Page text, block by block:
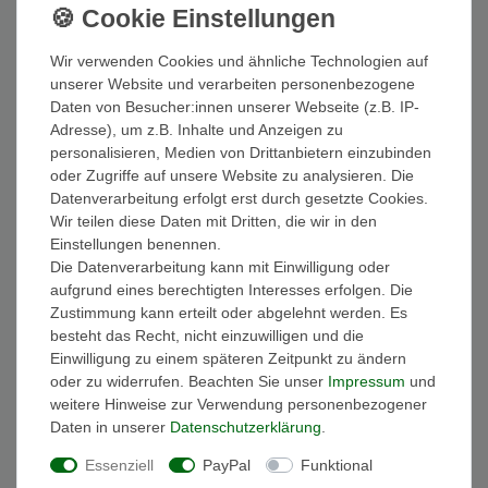
leichten Einstieg und setzt diese Stiefelette auch noch stilvoll in
Szene. Die Stiefeletten haben einen Blockabsatz mit einer Höhe
von 3 cm und eine Laufsohle aus Gummi. Die Palladium
Pallagrade Ranger L sind absolut toll mit allem kombinierbar.
Herstellerfarbe: Black
Modell: 99525-008-M
Artikelname: Pallagrade Ranger L
Obermaterial: Leder
Decksohle: Textil
Sohle: abriebfester Gummi
Schuhspitze: Rund
Verschluss: Schnürung
Absatzform: Blockabsatz
Absatzhöhe :3cm
Fütterungsdicke: ungefüttert
Wir verwenden Cookies und ähnliche Technologien auf
unserer Website und verarbeiten personenbezogene
Daten von Besucher:innen unserer Webseite (z.B. IP-
Adresse), um z.B. Inhalte und Anzeigen zu
personalisieren, Medien von Drittanbietern einzubinden
oder Zugriffe auf unsere Website zu analysieren. Die
Datenverarbeitung erfolgt erst durch gesetzte Cookies.
Wir teilen diese Daten mit Dritten, die wir in den
Einstellungen benennen.
Die Datenverarbeitung kann mit Einwilligung oder
aufgrund eines berechtigten Interesses erfolgen. Die
Zustimmung kann erteilt oder abgelehnt werden. Es
besteht das Recht, nicht einzuwilligen und die
Einwilligung zu einem späteren Zeitpunkt zu ändern
oder zu widerrufen. Beachten Sie unser Impressum und
weitere Hinweise zur Verwendung personenbezogener
Daten in unserer Daten­schutz­erklärung
Essenziell PayPal Funktional